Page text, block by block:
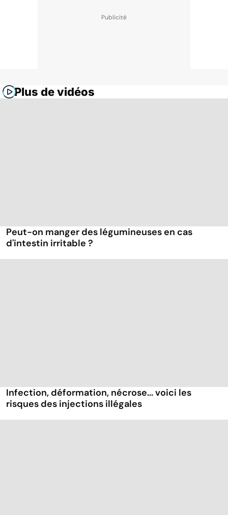
Plus de vidéos
Peut-on manger des légumineuses en cas
d'intestin irritable ?
Infection, déformation, nécrose... voici les
risques des injections illégales